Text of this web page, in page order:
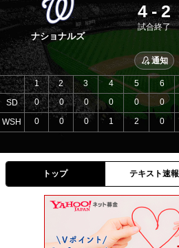
ナショナルズ
4 - 2
試合終了
通知
SD
WSH
1 2 3 4 5 6
0
0 0 0 0 0
0
0 0 1 2 0
トップ テキスト速報